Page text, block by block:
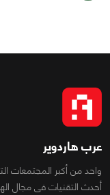
عرب هاردوير
واحد من أكبر المجتمعات
أحدث التقنيات فى مجال